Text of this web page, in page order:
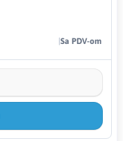
Sa PDV-om